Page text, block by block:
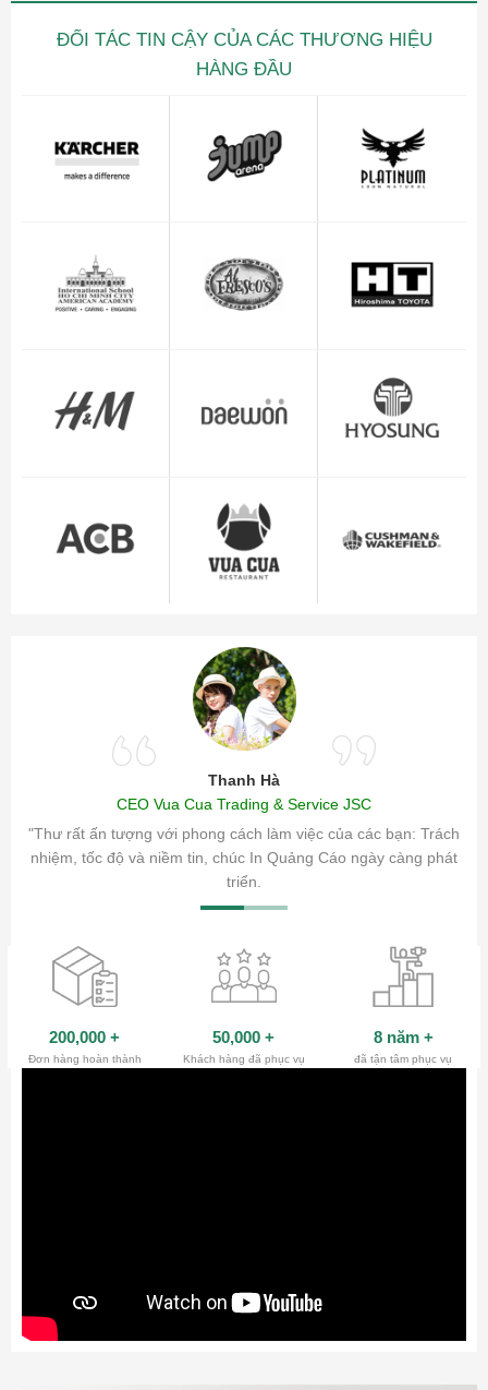
ĐỐI TÁC TIN CẬY CỦA CÁC THƯƠNG HIỆU
HÀNG ĐẦU
Thanh Hà
CEO Vua Cua Trading & Service JSC
"Thư rất ấn tượng với phong cách làm việc của các bạn: Trách
nhiệm, tốc độ và niềm tin, chúc In Quảng Cáo ngày càng phát
triển.
sóc
200,000 +
Đơn hàng hoàn thành
50,000 +
Khách hàng đã phục vụ
8 năm +
đã tận tâm phục vụ